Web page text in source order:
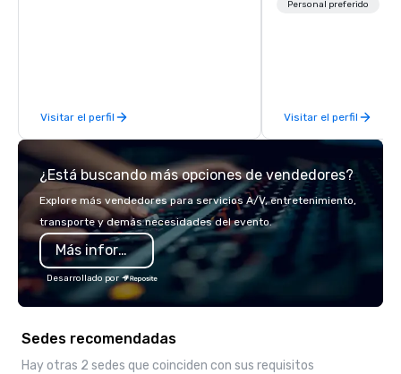
Visitar el perfil
supporting programs
initiatives,
offsite programming,
seamlessly into
retreats, and
Programs can be
planning and
execution—making it
We’re proud to be
Personal preferido
Visitar el perfil
¿Está buscando más opciones de vendedores?
Explore más vendedores para servicios A/V, entretenimiento,
transporte y demás necesidades del evento.
Más información
Desarrollado por
Sedes recomendadas
Hay otras 2 sedes que coinciden con sus requisitos